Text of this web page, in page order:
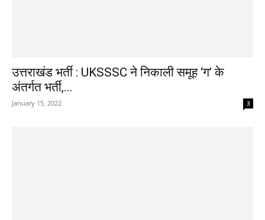
उत्तराखंड भर्ती : UKSSSC ने निकाली समूह ‘ग’ के
अंतर्गत भर्ती,...
January 15, 2022 3